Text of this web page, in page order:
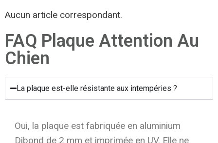
Aucun article correspondant.
FAQ Plaque Attention Au
Chien
La plaque est-elle résistante aux intempéries ?
Oui, la plaque est fabriquée en aluminium
Dibond de 2 mm et imprimée en UV. Elle ne